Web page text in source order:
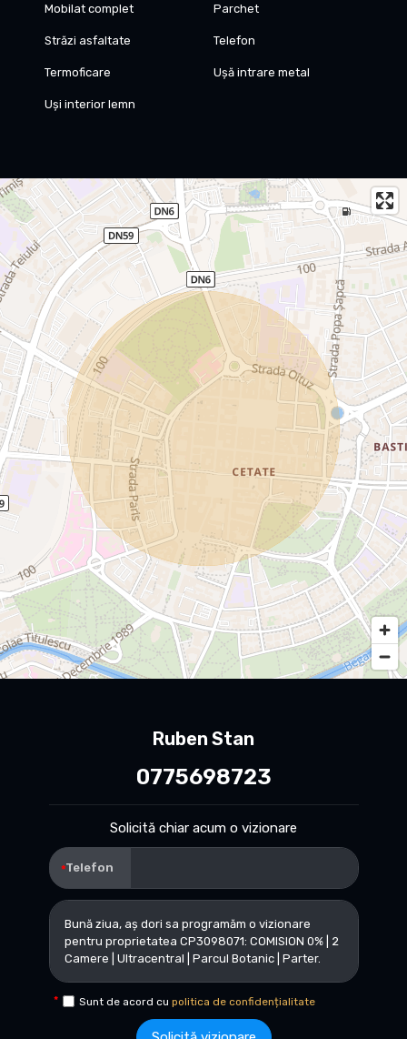
Mobilat complet Parchet
Străzi asfaltate Telefon
Termoficare Ușă intrare metal
Uși interior lemn
Ruben Stan
0775698723
Solicită chiar acum o vizionare
Telefon
Sunt de acord cu politica de confidențialitate